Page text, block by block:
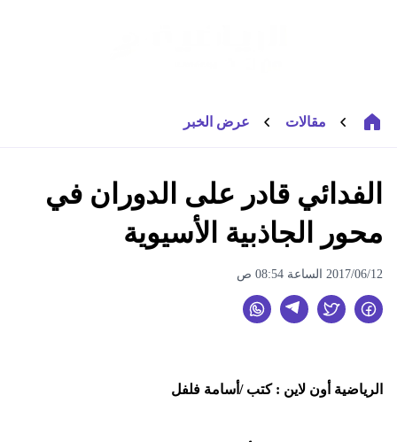
مقالات عرض الخبر
الفدائي قادر على الدوران في
محور الجاذبية الأسيوية
2017/06/12 الساعة 08:54 ص
الرياضية أون لاين : كتب /أسامة فلفل